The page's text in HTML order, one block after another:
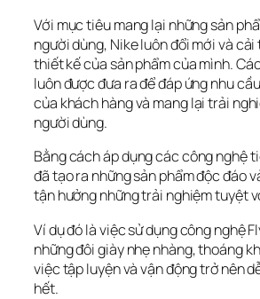
Với mục tiêu mang lại những sản
người dùng, Nike luôn đổi mới và
thiết kế của sản phẩm của mình.
luôn được đưa ra để đáp ứng nhu
của khách hàng và mang lại trải
người dùng.
Bằng cách áp dụng các công nghệ
đã tạo ra những sản phẩm độc đáo
tận hưởng những trải nghiệm tuyệt
Ví dụ đó là việc sử dụng công nghệ
những đôi giày nhẹ nhàng, thoáng
việc tập luyện và vận động trở nên
hết.